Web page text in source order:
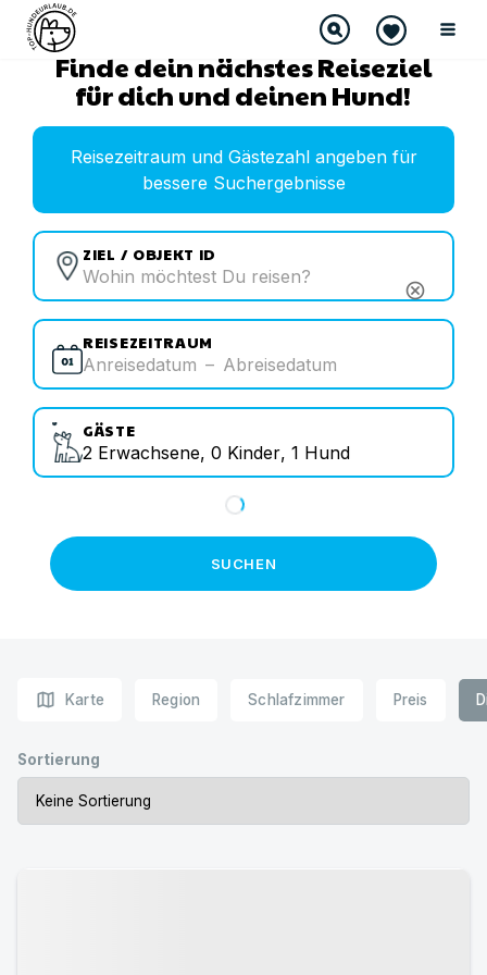
Finde dein nächstes Reiseziel
für dich und deinen Hund!
Reisezeitraum und Gästezahl angeben für
bessere Suchergebnisse
ZIEL / OBJEKT ID
cancel
REISEZEITRAUM
Anreisedatum – Abreisedatum
GÄSTE
2 Erwachsene, 0 Kinder, 1 Hund
SUCHEN
map Karte Region Schlafzimmer Preis
Sortierung